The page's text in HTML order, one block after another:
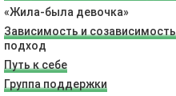
«Жила-была девочка»
Зависимость и созависимость
подход
Путь к себе
Группа поддержки